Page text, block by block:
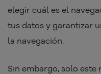
elegir cuál es el
tus datos y garantizar
la navegación.
Sin embargo, solo